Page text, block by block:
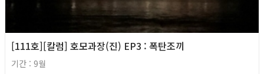
[111호][칼럼] 호모과장(진) EP3 : 폭탄조끼
기간 : 9월